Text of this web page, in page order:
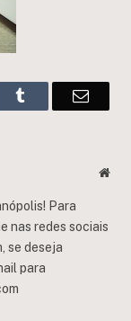
Tumblr Email
Para
nas redes sociais
se deseja
para